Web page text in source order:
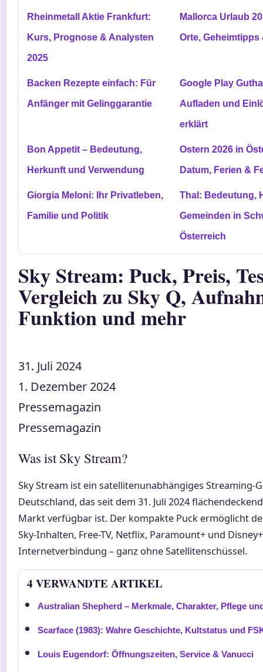
Rheinmetall Aktie Frankfurt:
Kurs, Prognose & Analysten
2025
Mallorca Urlaub
Orte, Geheimtipps
Backen Rezepte einfach: Für
Anfänger mit Gelinggarantie
Google Play
Aufladen und
erklärt
Bon Appetit – Bedeutung,
Herkunft und Verwendung
Ostern 2026 in
Datum, Ferien &
Giorgia Meloni: Ihr Privatleben,
Familie und Politik
Thal: Bedeutung,
Gemeinden in
Österreich
Sky Stream: Puck, Preis,
Vergleich zu Sky Q,
Funktion und mehr
31. Juli 2024
1. Dezember 2024
Pressemagazin
Pressemagazin
Was ist Sky Stream?
Sky Stream ist ein satellitenunabhängiges Streaming-
Deutschland, das seit dem 31. Juli 2024
Markt verfügbar ist. Der kompakte Puck ermöglicht
Sky-Inhalten, Free-TV, Netflix, Paramount+ und
Internetverbindung – ganz ohne Satellitenschüssel.
4 VERWANDTE ARTIKEL
Australian Shepherd – Merkmale, Charakter, Pflege
Scarface (1983): Wahre Geschichte, Kultstatus und
Louis Eugendorf: Öffnungszeiten, Service & Vanucci